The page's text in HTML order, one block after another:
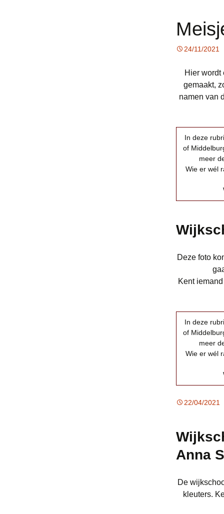
24/11/2021
Hier
gemaakt,
namen van
In deze
of
meer
Wie er wél
Deze foto
Kent
In deze
of
meer
Wie er wél
22/04/2021
Anna
De
kleuters.